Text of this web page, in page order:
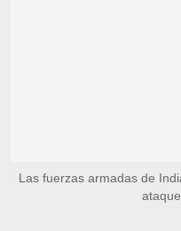
Las fuerzas armadas de